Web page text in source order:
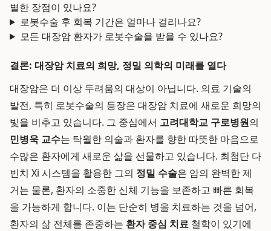
별한 장점이 있나요?
로봇수술 후 회복 기간은 얼마나 걸리나요?
모든 대장암 환자가 로봇수술을 받을 수 있나요?
결론: 대장암 치료의 희망, 정밀 의학의 미래를 열다
대장암은 더 이상 두려움의 대상이 아닙니다. 의료 기술의
발전, 특히 로봇수술의 등장은 대장암 치료에 새로운 희망의
빛을 비추고 있습니다. 그 중심에서 고려대학교 구로병원의
민병욱 교수는 탁월한 의술과 환자를 향한 따뜻한 마음으로
수많은 환자에게 새로운 삶을 선물하고 있습니다. 최첨단 다
빈치 Xi 시스템을 활용한 그의 정밀 수술은 암의 완벽한 제
거는 물론, 환자의 소중한 신체 기능을 보존하고 빠른 회복
을 가능하게 합니다. 이는 단순히 병을 치료하는 것을 넘어,
환자의 삶 전체를 존중하는 환자 중심 치료 철학이 있기에